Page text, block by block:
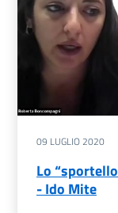
09 LUGLIO 2020
Lo
- Ido Mite